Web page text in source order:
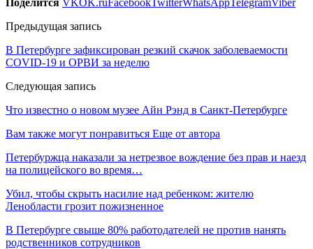
Предыдущая запись
В Петербурге зафиксирован резкий скачок заболеваемости
COVID-19 и ОРВИ за неделю
Следующая запись
Что известно о новом музее Айн Рэнд в Санкт-Петербурге
Вам также могут понравиться Еще от автора
Петербуржца наказали за нетрезвое вождение без прав и наезд
на полицейского во время…
Убил, чтобы скрыть насилие над ребенком: жителю
Ленобласти грозит пожизненное
В Петербурге свыше 80% работодателей не против нанять
родственников сотрудников